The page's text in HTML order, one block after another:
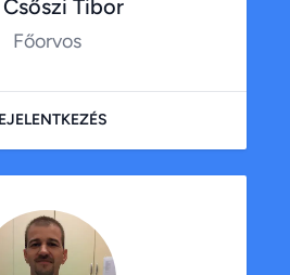
Csőszi Tibor
Főorvos